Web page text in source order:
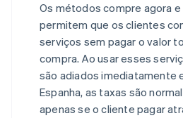
Os métodos compre agora
permitem que os clientes
serviços sem pagar o valor
compra. Ao usar esses
são adiados imediatamente
Espanha, as taxas são
apenas se o cliente pagar